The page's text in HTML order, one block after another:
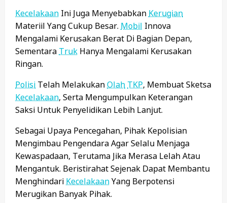
Kecelakaan Ini Juga Menyebabkan Kerugian
Materiil Yang Cukup Besar. Mobil Innova
Mengalami Kerusakan Berat Di Bagian Depan,
Sementara Truk Hanya Mengalami Kerusakan
Ringan.
Polisi Telah MelakukanOlah TKP, Membuat Sketsa
Kecelakaan, Serta Mengumpulkan Keterangan
Saksi Untuk Penyelidikan Lebih Lanjut.
Sebagai Upaya Pencegahan, Pihak Kepolisian
Mengimbau Pengendara Agar Selalu Menjaga
Kewaspadaan, Terutama Jika Merasa Lelah Atau
Mengantuk. Beristirahat Sejenak Dapat Membantu
Menghindari KecelakaanYang Berpotensi
Merugikan Banyak Pihak.